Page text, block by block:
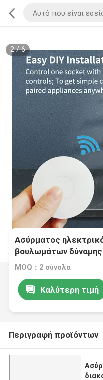
2/6
Ασύρματος
βουλωμάτων δύναμης
διακοπτών εξόδου
MOQ：2 σύνολα
Καλύτερη τιμή
Περιγραφή προϊόντων